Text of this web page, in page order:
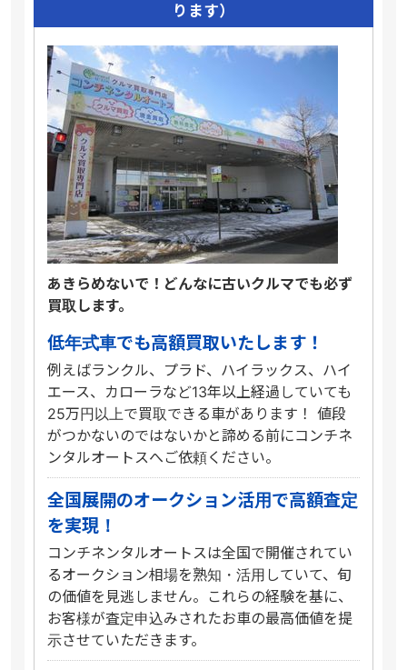
ります）
あきらめないで！どんなに古いクルマでも必ず
買取します。
低年式車でも高額買取いたします！
例えばランクル、プラド、ハイラックス、ハイ
エース、カローラなど13年以上経過していても
25万円以上で買取できる車があります！ 値段
がつかないのではないかと諦める前にコンチネ
ンタルオートスへご依頼ください。
全国展開のオークション活用で高額査定
を実現！
コンチネンタルオートスは全国で開催されてい
るオークション相場を熟知・活用していて、旬
の価値を見逃しません。これらの経験を基に、
お客様が査定申込みされたお車の最高価値を提
示させていただきます。